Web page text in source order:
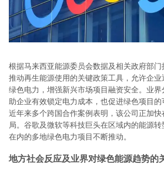
根据马来西亚能源委员会数据及相关政府部
推动再生能源使用的关键政策工具，允许企业
绿色电力，增强新兴市场项目融资安全。业
助企业有效锁定电力成本，也促进绿色项目
近年来多个跨国合作案例表明，该公司正加
局。谷歌及微软等科技巨头在区域内的能源
在内的多地绿色电力项目不断推动。
地方社会反应及业界对绿色能源趋势的